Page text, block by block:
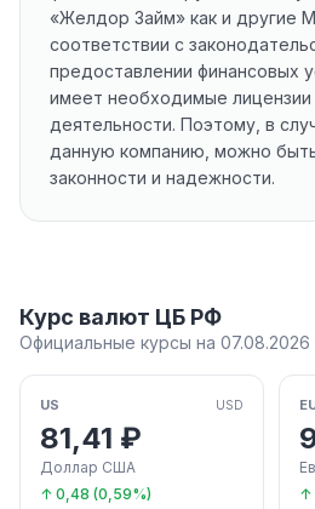
«Желдор Займ» как и другие
соответствии с
предоставлении финансовых
имеет необходимые лицензии
деятельности. Поэтому, в
данную компанию, можно
законности и надежности.
Курс валют ЦБ РФ
Официальные курсы на 07.08.2026
US USD
81,41 ₽
Доллар США
↑ 0,48 (0,59%)
↑